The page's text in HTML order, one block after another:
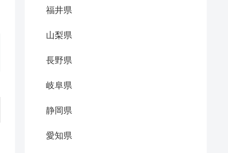
福井県
山梨県
長野県
岐阜県
静岡県
愛知県